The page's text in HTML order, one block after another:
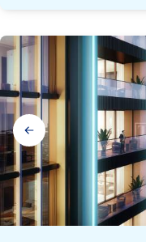
Galerij
navigatie